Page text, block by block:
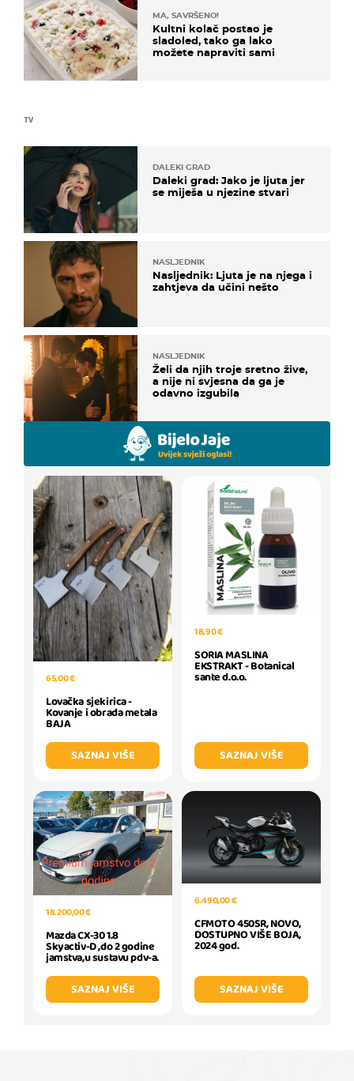
TV
DALEKI GRAD
Daleki grad: Jako je ljuta jer
se miješa u njezine stvari
NASLJEDNIK
Nasljednik: Ljuta je na njega i
zahtjeva da učini nešto
NASLJEDNIK
Želi da njih troje sretno žive,
a nije ni svjesna da ga je
odavno izgubila
MA, SAVRŠENO!
Kultni kolač postao je
sladoled, tako ga lako
možete napraviti sami
65,00 €
Lovačka sjekirica -
Kovanje i obrada metala
BAJA
SAZNAJ VIŠE
18,90 €
SORIA MASLINA
EKSTRAKT - Botanical
sante d.o.o.
SAZNAJ VIŠE
18.200,00 €
Mazda CX-30 1.8
Skyactiv-D ,do 2 godine
jamstva,u sustavu pdv-a.
SAZNAJ VIŠE
6.490,00 €
CFMOTO 450SR, NOVO,
DOSTUPNO VIŠE BOJA,
2024 god.
SAZNAJ VIŠE